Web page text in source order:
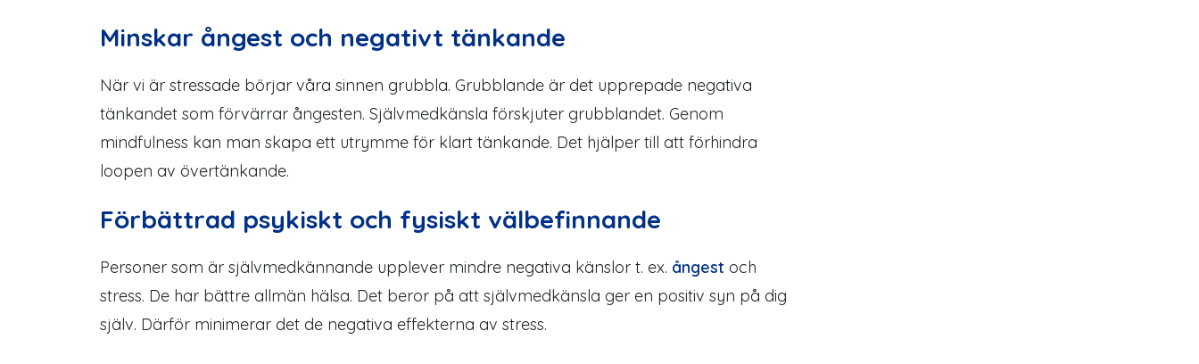
Minskar ångest och negativt tänkande
När vi är stressade börjar våra sinnen grubbla. Grubblande är det upprepade negativa
tänkandet som förvärrar ångesten. Självmedkänsla förskjuter grubblandet. Genom
mindfulness kan man skapa ett utrymme för klart tänkande. Det hjälper till att förhindra
loopen av övertänkande.
Förbättrad psykiskt och fysiskt välbefinnande
Personer som är självmedkännande upplever mindre negativa känslor t. ex. ångest och
stress. De har bättre allmän hälsa. Det beror på att självmedkänsla ger en positiv syn på dig
själv. Därför minimerar det de negativa effekterna av stress.